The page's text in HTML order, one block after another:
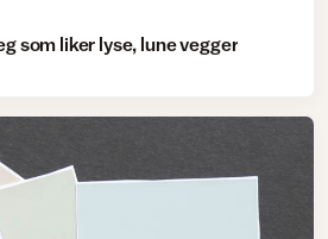
som liker lyse, lune vegger